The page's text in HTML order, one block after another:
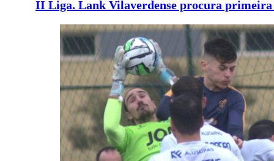
II Liga. Lank Vilaverdense procura